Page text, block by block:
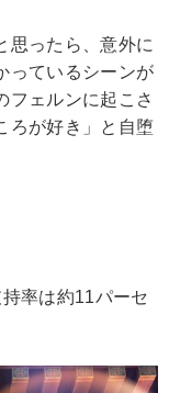
思ったら、意外に
っているシーンが
フェルンに起こさ
ろが好き」と自堕
率は約11パーセ